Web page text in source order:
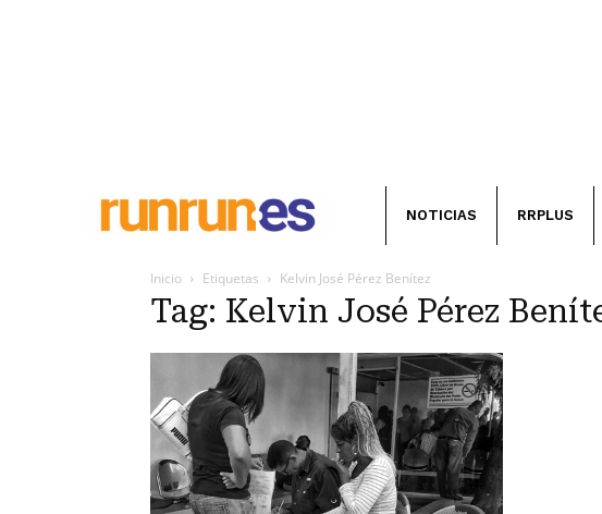
NOTICIAS RRPLUS
Inicio Etiquetas Kelvin José Pérez Benítez
Tag: Kelvin José Pérez